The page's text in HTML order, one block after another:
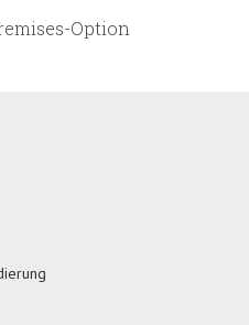
Option